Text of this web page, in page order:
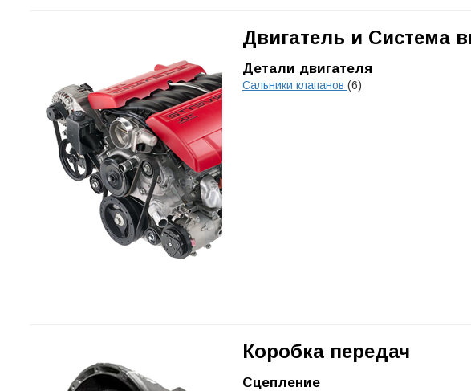
Двигатель и Система
Детали двигателя
Сальники клапанов (6)
Коробка передач
Сцепление